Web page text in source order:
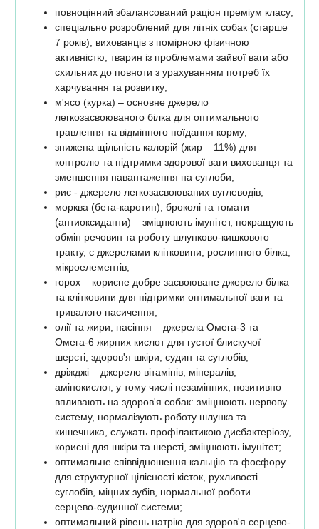
повноцінний збалансований раціон преміум класу;
спеціально розроблений для літніх собак (старше
7 років), вихованців з помірною фізичною
активністю, тварин із проблемами зайвої ваги або
схильних до повноти з урахуванням потреб їх
харчування та розвитку;
м'ясо (курка) – основне джерело
легкозасвоюваного білка для оптимального
травлення та відмінного поїдання корму;
знижена щільність калорій (жир – 11%) для
контролю та підтримки здорової ваги вихованця та
зменшення навантаження на суглоби;
рис - джерело легкозасвоюваних вуглеводів;
морква (бета-каротин), броколі та томати
(антиоксиданти) – зміцнюють імунітет, покращують
обмін речовин та роботу шлунково-кишкового
тракту, є джерелами клітковини, рослинного білка,
мікроелементів;
горох – корисне добре засвоюване джерело білка
та клітковини для підтримки оптимальної ваги та
тривалого насичення;
олії та жири, насіння – джерела Омега-3 та
Омега-6 жирних кислот для густої блискучої
шерсті, здоров'я шкіри, судин та суглобів;
дріжджі – джерело вітамінів, мінералів,
амінокислот, у тому числі незамінних, позитивно
впливають на здоров'я собак: зміцнюють нервову
систему, нормалізують роботу шлунка та
кишечника, служать профілактикою дисбактеріозу,
корисні для шкіри та шерсті, зміцнюють імунітет;
оптимальне співвідношення кальцію та фосфору
для структурної цілісності кісток, рухливості
суглобів, міцних зубів, нормальної роботи
серцево-судинної системи;
оптимальний рівень натрію для здоров'я серцево-